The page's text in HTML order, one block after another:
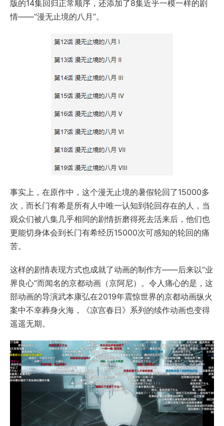
版的14集回归正常顺序，还添加了8集近乎一模一样的剧
情——“漫无止境的八月”。
事实上，在原作中，这个漫无止境的暑假轮回了15000多
次，而长门有希是所有人中唯一认知到轮回存在的人，当
观众们被八集几乎相同的剧情折磨得死去活来后，他们也
更能切身体会到长门有希经历15000次可感知的轮回的痛
苦。
这样的剧情表现方式也成就了动画的制作方——后来以“业
界良心”而闻名的京都动画（京阿尼）。令人痛心的是，这
部动画的导演武本康弘在2019年震惊世界的京都动画纵火
案中不幸葬身火海，《凉宫春日》系列的续作动画也变得
遥遥无期。